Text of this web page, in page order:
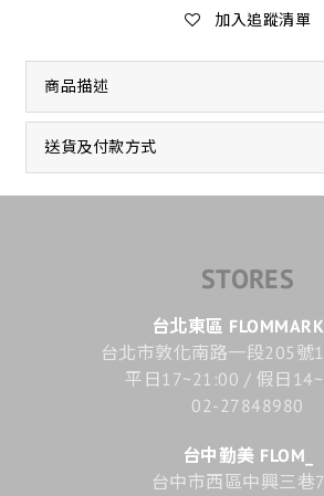
加入追蹤清單
商品描述
送貨及付款方式
STORES
台北東區
台北市敦化南路一段205號
平日17~21:00 / 假日
02-27848980
台中勤美 FLOM_
台中市西區中興三巷